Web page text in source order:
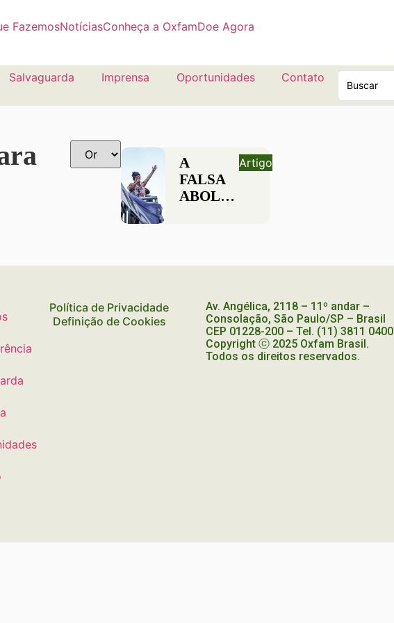
FazemosNotíciasConheça a OxfamDoe Agora
Salvaguarda Imprensa Oportunidades Contato
A
FALSA
ABOLIÇÃO.
COMEMORAR
Artigo
Política de Privacidade
Definição de Cookies
Av. Angélica, 2118 – 11º andar –
Consolação, São Paulo/SP – Brasil
CEP 01228-200 – Tel. (11) 3811 0400
Copyright ⓒ 2025 Oxfam Brasil.
Todos os direitos reservados.